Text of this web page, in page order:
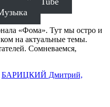
«Фома». Тут мы остро и
на актуальные темы.
Сомневаемся,
БАРИЦКИЙ Дмитрий,